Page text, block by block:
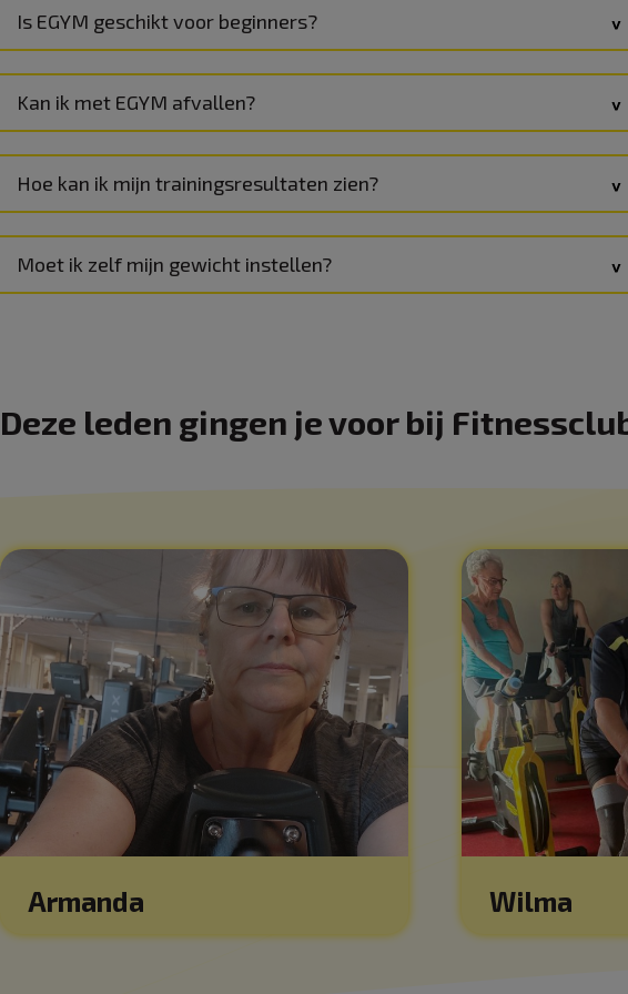
Is EGYM geschikt voor beginners?
Kan ik met EGYM afvallen?
Hoe kan ik mijn trainingsresultaten zien?
Moet ik zelf mijn gewicht instellen?
Deze leden gingen je voor bij
Armanda Wilma